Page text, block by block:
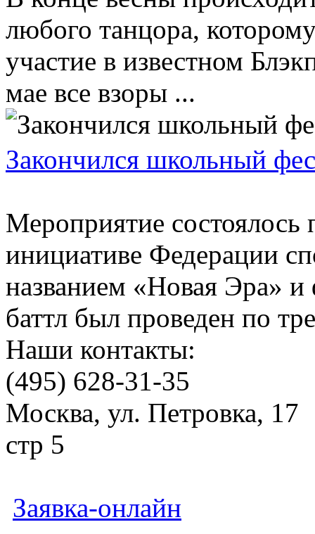
любого танцора,
участие в известном
мае все взоры ...
Закончился школьный
Мероприятие состоялось
инициативе Федерации
названием «Новая Эра»
баттл был проведен по
Наши контакты:
(495) 628-31-35
Москва, ул. Петровка, 17
стр 5
Заявка-онлайн